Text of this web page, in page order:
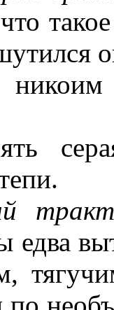
такое
тракт
едва